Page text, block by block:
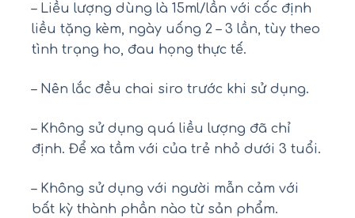
– Liều lượng dùng là 15ml/lần với cốc định
liều tặng kèm, ngày uống 2 – 3 lần, tùy theo
tình trạng ho, đau họng thực tế.
– Nên lắc đều chai siro trước khi sử dụng.
– Không sử dụng quá liều lượng đã chỉ
định. Để xa tầm với của trẻ nhỏ dưới 3 tuổi.
– Không sử dụng với người mẫn cảm với
bất kỳ thành phần nào từ sản phẩm.